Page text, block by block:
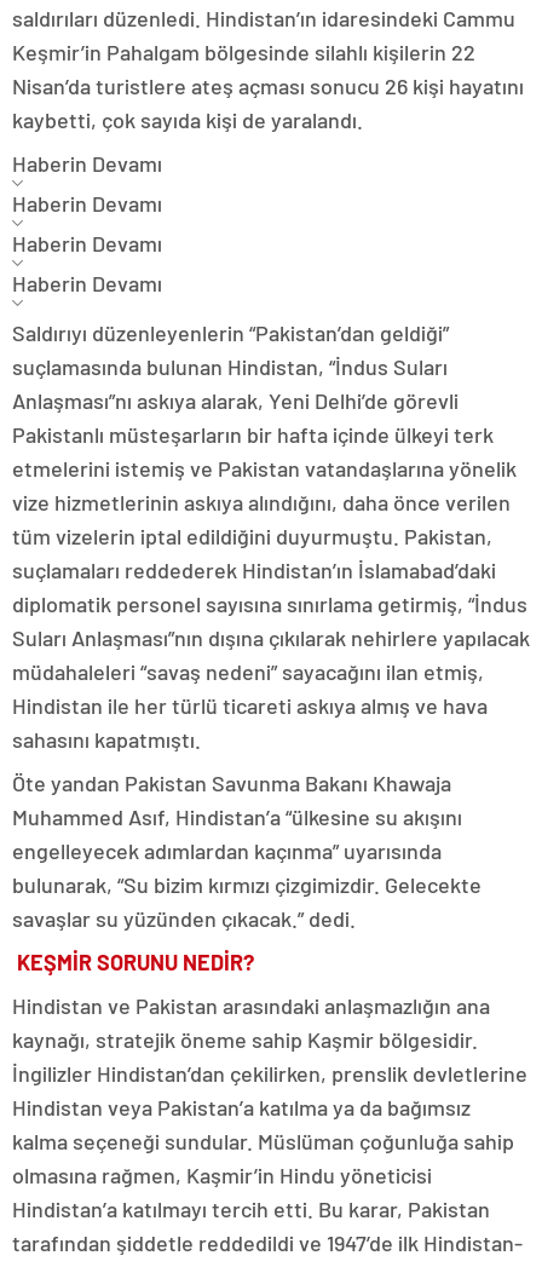
saldırıları düzenledi. Hindistan’ın idaresindeki Cammu
Keşmir’in Pahalgam bölgesinde silahlı kişilerin 22
Nisan’da turistlere ateş açması sonucu 26 kişi hayatını
kaybetti, çok sayıda kişi de yaralandı.
Haberin Devamı
Haberin Devamı
Haberin Devamı
Haberin Devamı
Saldırıyı düzenleyenlerin “Pakistan’dan geldiği”
suçlamasında bulunan Hindistan, “İndus Suları
Anlaşması”nı askıya alarak, Yeni Delhi’de görevli
Pakistanlı müsteşarların bir hafta içinde ülkeyi terk
etmelerini istemiş ve Pakistan vatandaşlarına yönelik
vize hizmetlerinin askıya alındığını, daha önce verilen
tüm vizelerin iptal edildiğini duyurmuştu. Pakistan,
suçlamaları reddederek Hindistan’ın İslamabad’daki
diplomatik personel sayısına sınırlama getirmiş, “İndus
Suları Anlaşması”nın dışına çıkılarak nehirlere yapılacak
müdahaleleri “savaş nedeni” sayacağını ilan etmiş,
Hindistan ile her türlü ticareti askıya almış ve hava
sahasını kapatmıştı.
Öte yandan Pakistan Savunma Bakanı Khawaja
Muhammed Asıf, Hindistan’a “ülkesine su akışını
engelleyecek adımlardan kaçınma” uyarısında
bulunarak, “Su bizim kırmızı çizgimizdir. Gelecekte
savaşlar su yüzünden çıkacak.” dedi.
KEŞMİR SORUNU NEDİR?
Hindistan ve Pakistan arasındaki anlaşmazlığın ana
kaynağı, stratejik öneme sahip Kaşmir bölgesidir.
İngilizler Hindistan’dan çekilirken, prenslik devletlerine
Hindistan veya Pakistan’a katılma ya da bağımsız
kalma seçeneği sundular. Müslüman çoğunluğa sahip
olmasına rağmen, Kaşmir’in Hindu yöneticisi
Hindistan’a katılmayı tercih etti. Bu karar, Pakistan
tarafından şiddetle reddedildi ve 1947’de ilk Hindistan-